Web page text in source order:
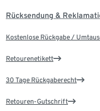
Rücksendung &
Kostenlose Rückgabe /
Retourenetikett
30 Tage Rückgaberecht
Retouren-Gutschrift